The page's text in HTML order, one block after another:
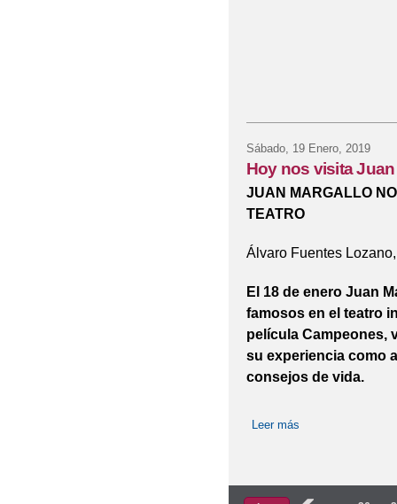
Sábado, 19 Enero, 2019
Hoy nos visita
JUAN MARGALLO
TEATRO
Álvaro Fuentes
El 18 de enero Juan
famosos en el teatro
película Campeones,
su experiencia como
consejos de vida.
Leer más